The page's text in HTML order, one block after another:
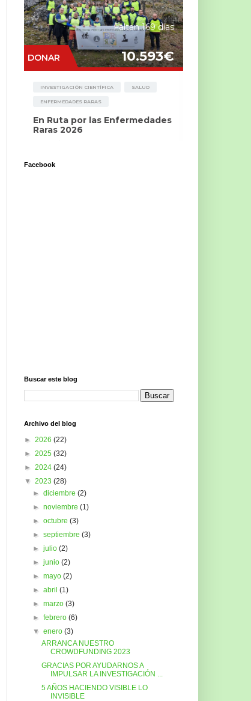
Facebook
Buscar este blog
Archivo del blog
► 2026 (22)
► 2025 (32)
► 2024 (24)
▼ 2023 (28)
► diciembre (2)
► noviembre (1)
► octubre (3)
► septiembre (3)
► julio (2)
► junio (2)
► mayo (2)
► abril (1)
► marzo (3)
► febrero (6)
▼ enero (3)
ARRANCA NUESTRO
CROWDFUNDING 2023
GRACIAS POR AYUDARNOS A
IMPULSAR LA INVESTIGACIÓN ...
5 AÑOS HACIENDO VISIBLE LO
INVISIBLE